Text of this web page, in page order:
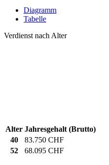
Diagramm
Tabelle
Verdienst nach Alter
Alter Jahresgehalt (Brutto)
40
83.750 CHF
52
68.095 CHF